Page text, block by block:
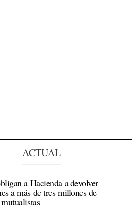
ACTUAL
a Hacienda a devolver
a más de tres millones de